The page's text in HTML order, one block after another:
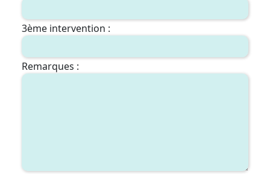
3ème intervention :
Remarques :